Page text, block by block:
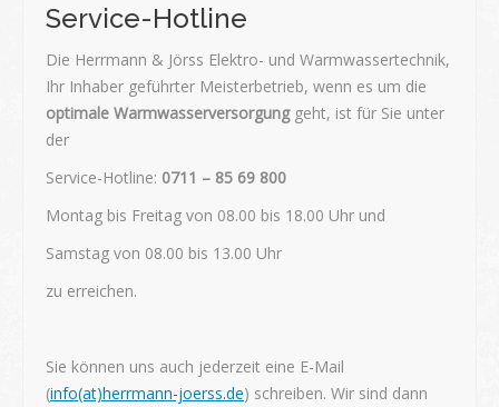
Service-Hotline
Die Herrmann & Jörss Elektro- und Warmwassertechnik,
Ihr Inhaber geführter Meisterbetrieb, wenn es um die
optimale Warmwasserversorgunggeht, ist für Sie unter
der
Service-Hotline: 0711 – 85 69 800
Montag bis Freitag von 08.00 bis 18.00 Uhr und
Samstag von 08.00 bis 13.00 Uhr
zu erreichen.
Sie können uns auch jederzeit eine E-Mail
(info(at)herrmann-joerss.de) schreiben. Wir sind dann